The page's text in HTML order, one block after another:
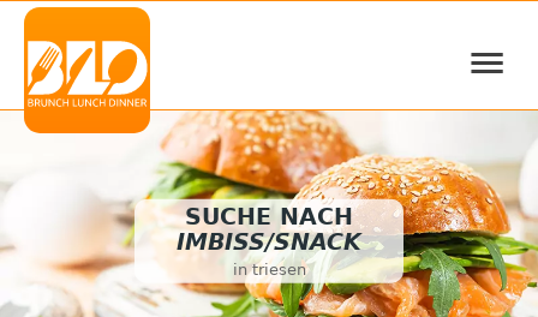
≡
SUCHE NACH
IMBISS/SNACK
in triesen